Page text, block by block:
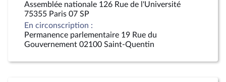
Assemblée nationale 126 Rue de l'Université
75355 Paris 07 SP
En circonscription :
Permanence parlementaire 19 Rue du
Gouvernement 02100 Saint-Quentin